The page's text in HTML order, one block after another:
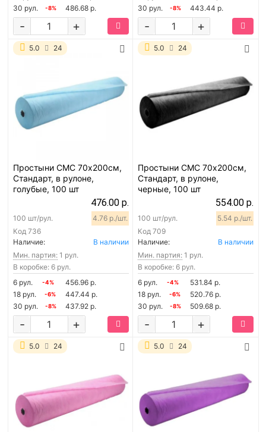
30 рул.
-8% 486.68 р.
+
-
30 рул.
-8% 443.44 р.
+
-
5.0 24
Простыни СМС 70х200см,
Стандарт, в рулоне,
голубые, 100 шт
476.00 р.
Код 736
100 шт/рул. 4.76 р./шт.
Наличие:
В наличии
Мин. партия: 1 рул.
В коробке: 6 рул.
6 рул.
-4%
456.96 р.
18 рул.
-6%
447.44 р.
30 рул.
-8% 437.92 р.
+
-
5.0 24
Простыни СМС 70х200см,
Стандарт, в рулоне,
черные, 100 шт
554.00 р.
Код 709
100 шт/рул. 5.54 р./шт.
Наличие:
В наличии
Мин. партия: 1 рул.
В коробке: 6 рул.
6 рул.
-4%
531.84 р.
18 рул.
-6%
520.76 р.
30 рул.
-8% 509.68 р.
+
-
5.0 24 5.0 24